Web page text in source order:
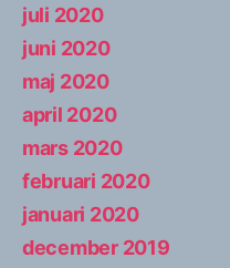
juli 2020
juni 2020
maj 2020
april 2020
mars 2020
februari 2020
januari 2020
december 2019